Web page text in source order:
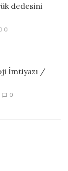
dedesini
0
İmtiyazı /
0